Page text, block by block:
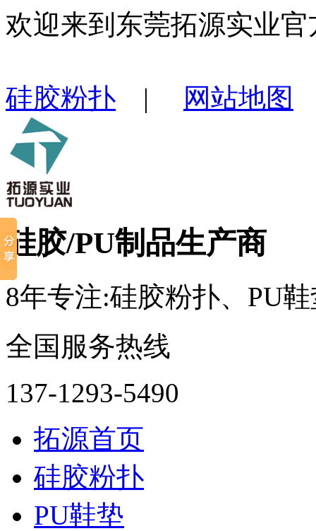
欢迎来到东莞拓源实业官
硅胶粉扑 | 网站地图
硅胶/PU制品生产商
8年专注:硅胶粉扑、PU
全国服务热线
137-1293-5490
拓源首页
硅胶粉扑
PU鞋垫